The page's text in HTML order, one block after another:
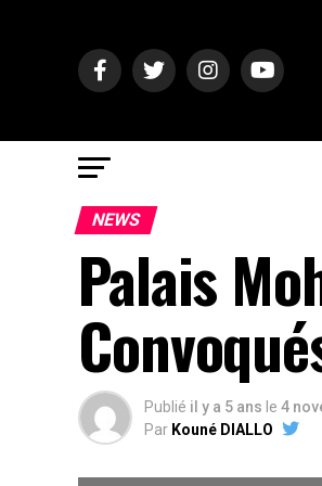
NEWS
Palais
Publié il y a 5 ans le 4
Par Kouné DIALLO